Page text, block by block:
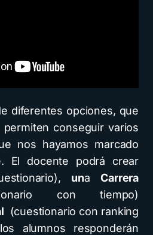
diferentes opciones, que
permiten conseguir varios
nos hayamos marcado
El docente podrá crear
una Carrera
con tiempo)
(cuestionario con ranking
alumnos responderán